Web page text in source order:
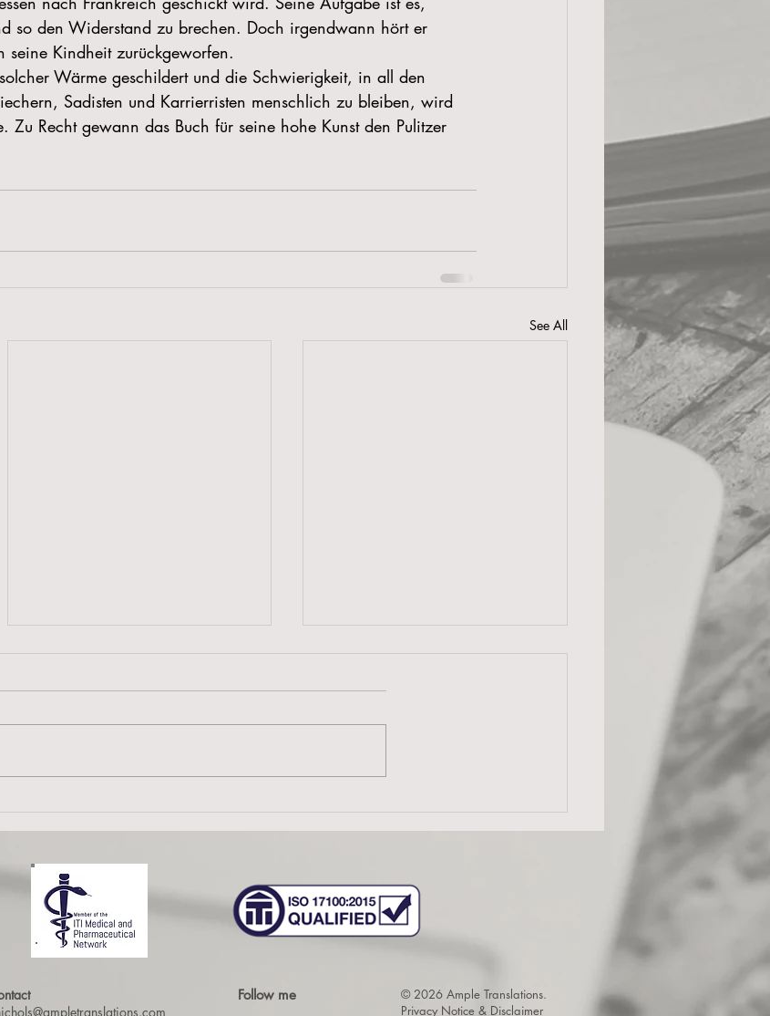
so den Widerstand zu brechen. Doch irgendwann hört er
seine Kindheit zurückgeworfen.
Wärme geschildert und die Schwierigkeit, in all den
Sadisten und Karrierristen menschlich zu bleiben, wird
Zu Recht gewann das Buch für seine hohe Kunst den Pulitzer
See All
Lockdown und sonstige
Überraschungen
Follow me
© 2026 Ample Translations.
Privacy Notice & Disclaimer